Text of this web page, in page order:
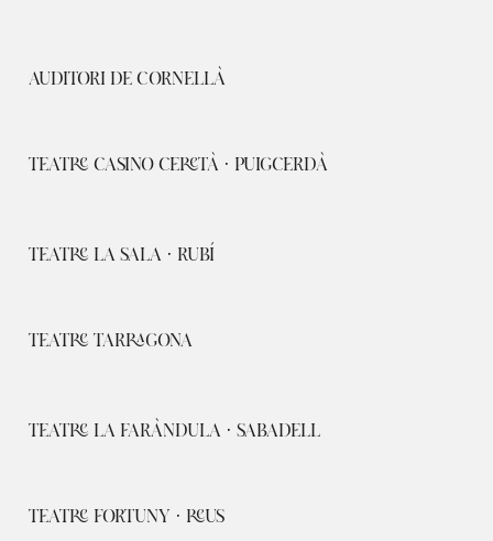
AUDITORI DE CORNELLÀ
TEATRE CASINO CERETÀ · PUIGCERDÀ
TEATRE LA SALA · RUBÍ
TEATRE TARRAGONA
TEATRE LA FARÀNDULA · SABADELL
TEATRE FORTUNY · REUS